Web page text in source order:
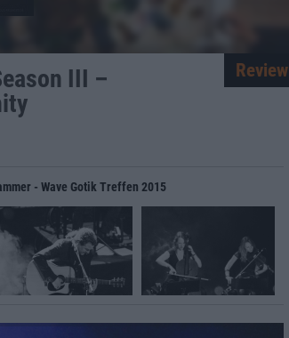
III –
Review
- Wave Gotik Treffen 2015